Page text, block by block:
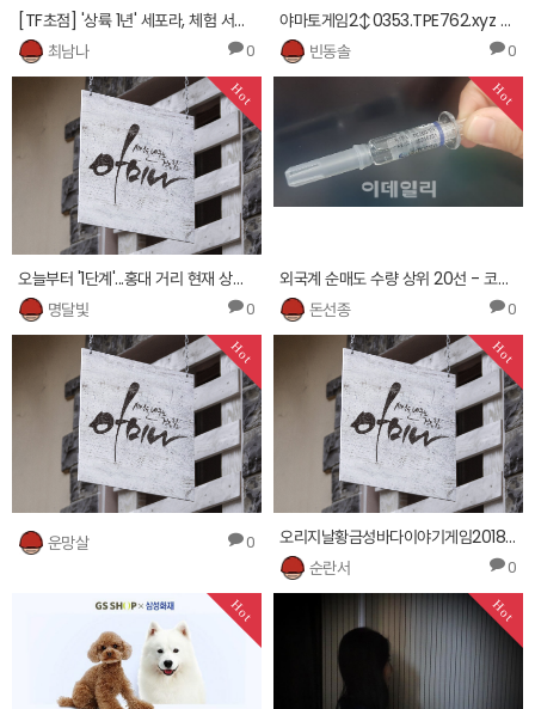
[TF초점] '상륙 1년' 세포라, 체험 서비스 재개 &quot;차별화로 코로나 위기 넘는다&quot;
최남나
0
야마토게임2↕0353.TPE762.xyz ┽야마토게임다운 오션파라다이스3인터넷카지노 ▨
빈동솔
0
Hot
오늘부터 '1단계'...홍대 거리 현재 상황은?
명달빛
0
Hot
외국계 순매도 수량 상위 20선 - 코스닥
돈선종
0
Hot
운망살 0
Hot
오리지날황금성바다이야기게임2018® 5380.BAS2011.xyz
순란서
0
Hot Hot